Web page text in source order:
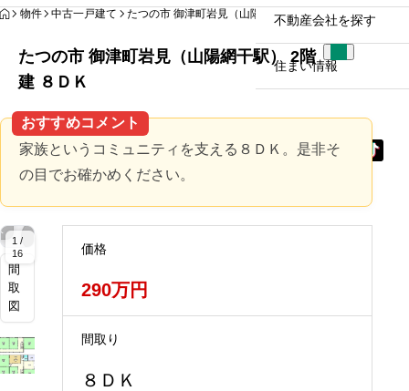
不動産会社を探す
住まい情報
HOME
物件 中古一戸建て たつの市 御津町岩見（山陽網干駅） 2階建 ８ＤＫ
たつの市 御津町岩見（山陽網干駅） 2階
建 ８ＤＫ
おすすめコメント
家族というコミュニティを支える８ＤＫ。是非そ
の目でお確かめください。
1 /
16
大
大
大
大
大
大
大
大
大
大
間
取
図
価格
290万円
間取り
８ＤＫ